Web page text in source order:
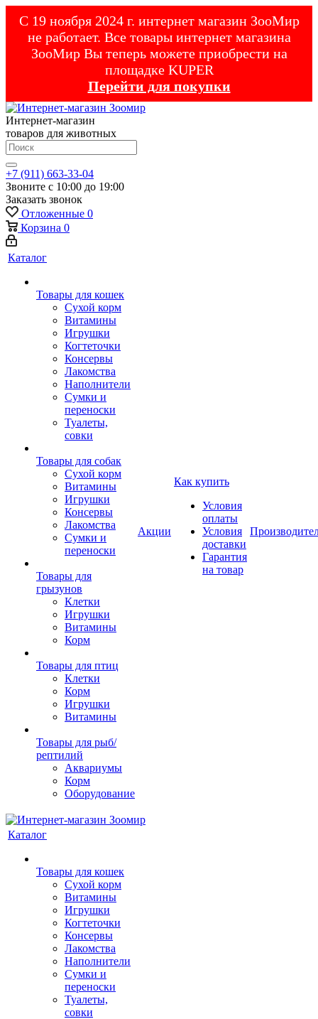
С 19 ноября 2024 г. интернет магазин ЗооМир
не работает. Все товары интернет магазина
ЗооМир Вы теперь можете приобрести на
площадке KUPER
Перейти для покупки
Интернет-магазин
товаров для животных
+7 (911) 663-33-04
Звоните с 10:00 до 19:00
Заказать звонок
Отложенные 0
Корзина 0
Каталог
Товары для кошек
Cухой корм
Витамины
Игрушки
Когтеточки
Консервы
Лакомства
Наполнители
Сумки и
переноски
Туалеты,
совки
Товары для собак
Cухой корм
Витамины
Игрушки
Консервы
Лакомства
Сумки и
переноски
Товары для
грызунов
Клетки
Игрушки
Витамины
Корм
Товары для птиц
Клетки
Корм
Игрушки
Витамины
Товары для рыб/
рептилий
Аквариумы
Корм
Оборудование
Акции
Как купить
Условия
оплаты
Условия
доставки
Гарантия
на товар
Каталог
Товары для кошек
Cухой корм
Витамины
Игрушки
Когтеточки
Консервы
Лакомства
Наполнители
Сумки и
переноски
Туалеты,
совки